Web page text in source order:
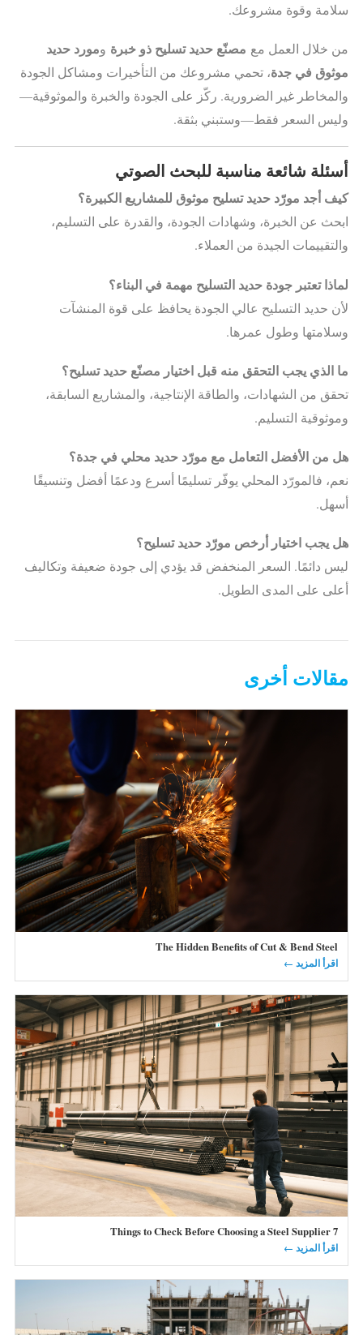
سلامة وقوة مشروعك.
من خلال العمل مع مصنّع حديد تسليح ذو خبرة ومورد حديد
موثوق في جدة، تحمي مشروعك من التأخيرات ومشاكل الجودة
والمخاطر غير الضرورية. ركّز على الجودة والخبرة والموثوقية—
وليس السعر فقط—وستبني بثقة.
أسئلة شائعة مناسبة للبحث الصوتي
كيف أجد مورّد حديد تسليح موثوق للمشاريع الكبيرة؟
ابحث عن الخبرة، وشهادات الجودة، والقدرة على التسليم،
والتقييمات الجيدة من العملاء.
لماذا تعتبر جودة حديد التسليح مهمة في البناء؟
لأن حديد التسليح عالي الجودة يحافظ على قوة المنشآت
وسلامتها وطول عمرها.
ما الذي يجب التحقق منه قبل اختيار مصنّع حديد تسليح؟
تحقق من الشهادات، والطاقة الإنتاجية، والمشاريع السابقة،
وموثوقية التسليم.
هل من الأفضل التعامل مع مورّد حديد محلي في جدة؟
نعم، فالمورّد المحلي يوفّر تسليمًا أسرع ودعمًا أفضل وتنسيقًا
أسهل.
هل يجب اختيار أرخص مورّد حديد تسليح؟
ليس دائمًا. السعر المنخفض قد يؤدي إلى جودة ضعيفة وتكاليف
أعلى على المدى الطويل.
مقالات أخرى
The Hidden Benefits of Cut & Bend Steel
اقرأ المزيد ←
7 Things to Check Before Choosing a Steel Supplier
اقرأ المزيد ←